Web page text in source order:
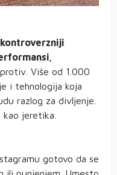
Više od 1.000
i tehnologija koja
razlog za divljenje.
jeretika.
gotovo da se